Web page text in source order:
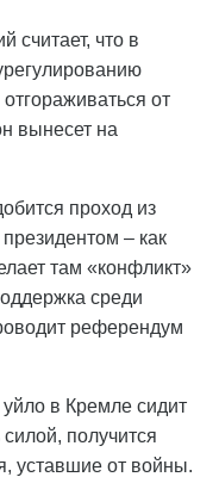
считает, что в
от
вынесет на
проход из
– как
там «конфликт»
среди
референдум
в Кремле сидит
получится
уставшие от войны.